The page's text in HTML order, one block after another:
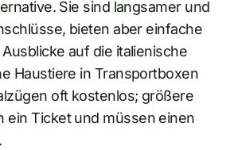
Sie sind langsamer und
bieten aber einfache
auf die italienische
Haustiere in Transportboxen
oft kostenlos; größere
ein Ticket und müssen einen